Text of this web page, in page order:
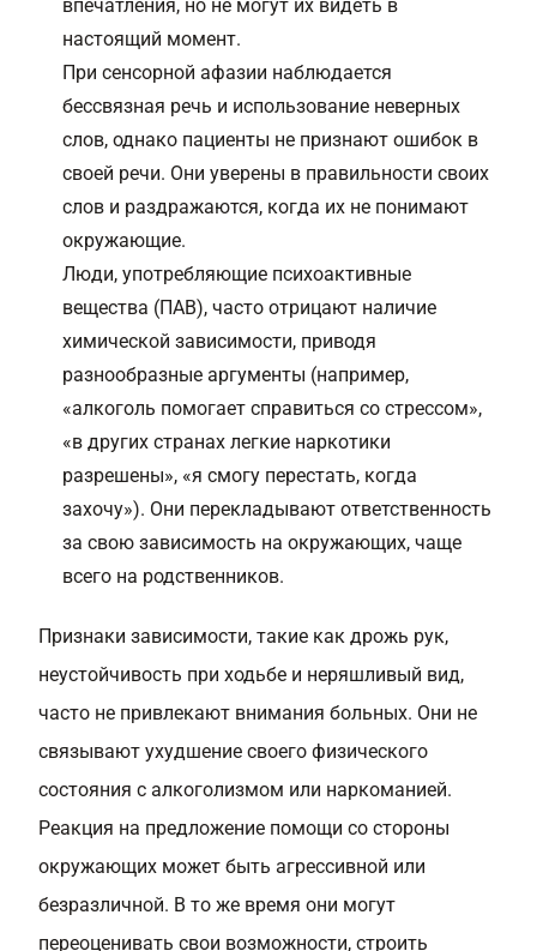
впечатления, но не могут их видеть в
настоящий момент.
При сенсорной афазии наблюдается
бессвязная речь и использование неверных
слов, однако пациенты не признают ошибок в
своей речи. Они уверены в правильности своих
слов и раздражаются, когда их не понимают
окружающие.
Люди, употребляющие психоактивные
вещества (ПАВ), часто отрицают наличие
химической зависимости, приводя
разнообразные аргументы (например,
«алкоголь помогает справиться со стрессом»,
«в других странах легкие наркотики
разрешены», «я смогу перестать, когда
захочу»). Они перекладывают ответственность
за свою зависимость на окружающих, чаще
всего на родственников.
Признаки зависимости, такие как дрожь рук,
неустойчивость при ходьбе и неряшливый вид,
часто не привлекают внимания больных. Они не
связывают ухудшение своего физического
состояния с алкоголизмом или наркоманией.
Реакция на предложение помощи со стороны
окружающих может быть агрессивной или
безразличной. В то же время они могут
переоценивать свои возможности, строить